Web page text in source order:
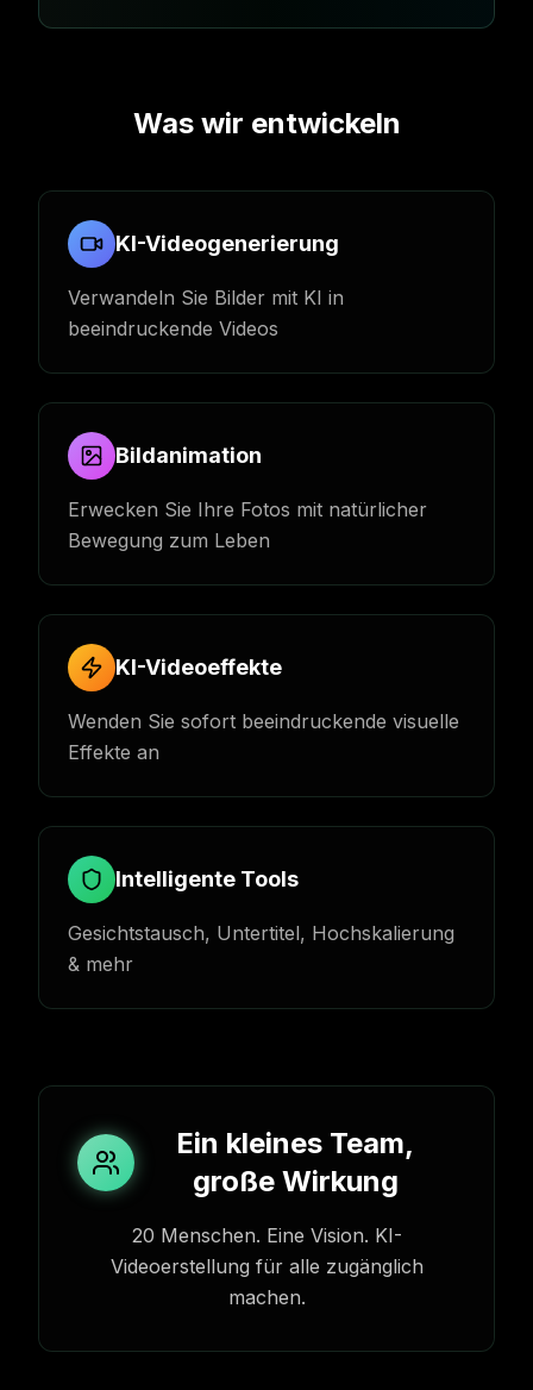
Was wir entwickeln
KI-Videogenerierung
Verwandeln Sie Bilder mit KI in
beeindruckende Videos
Bildanimation
Erwecken Sie Ihre Fotos mit natürlicher
Bewegung zum Leben
KI-Videoeffekte
Wenden Sie sofort beeindruckende visuelle
Effekte an
Intelligente Tools
Gesichtstausch, Untertitel, Hochskalierung
& mehr
Ein kleines Team,
große Wirkung
20 Menschen. Eine Vision. KI-
Videoerstellung für alle zugänglich
machen.